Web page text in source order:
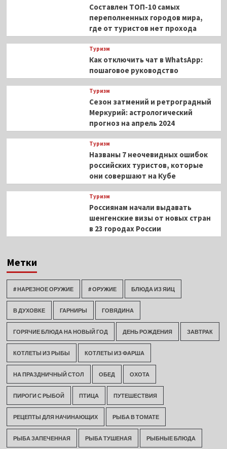
Составлен ТОП-10 самых
переполненных городов мира,
где от туристов нет прохода
Туризм
Как отключить чат в WhatsApp:
пошаговое руководство
Туризм
Сезон затмений и ретроградный
Меркурий: астрологический
прогноз на апрель 2024
Туризм
Названы 7 неочевидных ошибок
российских туристов, которые
они совершают на Кубе
Туризм
Россиянам начали выдавать
шенгенские визы от новых стран
в 23 городах России
Метки
# НАРЕЗНОЕ ОРУЖИЕ # ОРУЖИЕ БЛЮДА ИЗ ЯИЦ
В ДУХОВКЕ ГАРНИРЫ ГОВЯДИНА
ГОРЯЧИЕ БЛЮДА НА НОВЫЙ ГОД ДЕНЬ РОЖДЕНИЯ ЗАВТРАК
КОТЛЕТЫ ИЗ РЫБЫ КОТЛЕТЫ ИЗ ФАРША
НА ПРАЗДНИЧНЫЙ СТОЛ ОБЕД ОХОТА
ПИРОГИ С РЫБОЙ ПТИЦА ПУТЕШЕСТВИЯ
РЕЦЕПТЫ ДЛЯ НАЧИНАЮЩИХ РЫБА В ТОМАТЕ
РЫБА ЗАПЕЧЕННАЯ РЫБА ТУШЕНАЯ РЫБНЫЕ БЛЮДА